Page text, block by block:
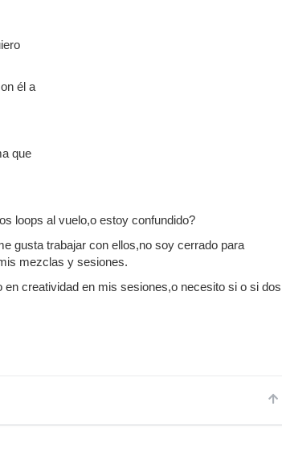
él a
que
loops al vuelo,o estoy confundido?
gusta trabajar con ellos,no soy cerrado para
mezclas y sesiones.
creatividad en mis sesiones,o necesito si o si dos